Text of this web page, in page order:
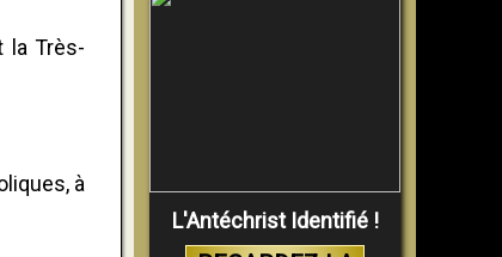
la Très-
à
L'Antéchrist Identifié !